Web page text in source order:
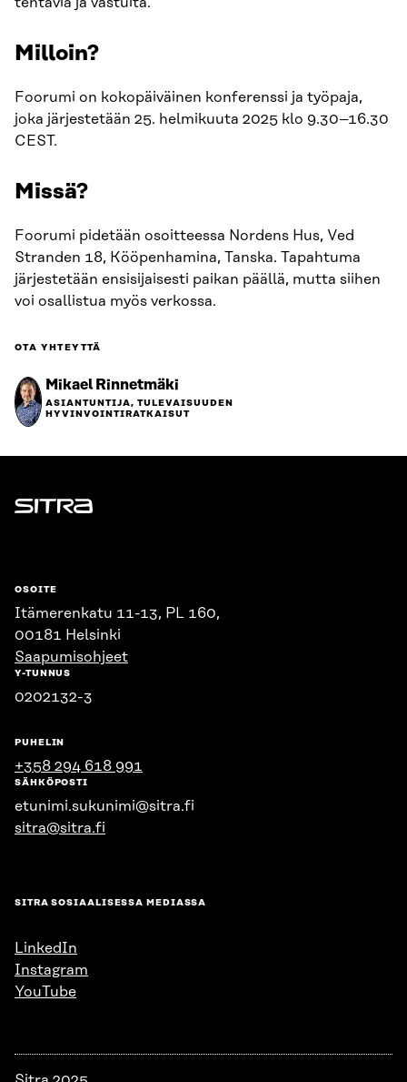
Milloin?
Foorumi on kokopäiväinen konferenssi ja työpaja,
joka järjestetään 25. helmikuuta 2025 klo 9.30–16.30
CEST.
Missä?
Foorumi pidetään osoitteessa Nordens Hus, Ved
Stranden 18, Kööpenhamina, Tanska. Tapahtuma
järjestetään ensisijaisesti paikan päällä, mutta siihen
voi osallistua myös verkossa.
OTA YHTEYTTÄ
Mikael Rinnetmäki
ASIANTUNTIJA, TULEVAISUUDEN
HYVINVOINTIRATKAISUT
Sitra
OSOITE
Itämerenkatu 11-13, PL 160,
00181 Helsinki
Saapumisohjeet
Y-TUNNUS
0202132-3
PUHELIN
+358 294 618 991
SÄHKÖPOSTI
etunimi.sukunimi@sitra.fi
sitra@sitra.fi
SITRA SOSIAALISESSA MEDIASSA
LinkedIn
Instagram
YouTube